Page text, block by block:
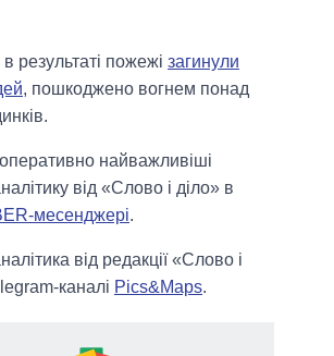
результаті пожежі загинули
, пошкоджено вогнем понад
найважливіші
від «Слово і діло» в
месенджері.
від редакції «Слово і
каналі Pics&Maps.